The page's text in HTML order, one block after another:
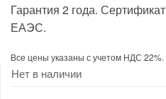
Гарантия 2 года.
ЕАЭС.
Все цены указаны с учетом НДС 22%.
Нет в наличии